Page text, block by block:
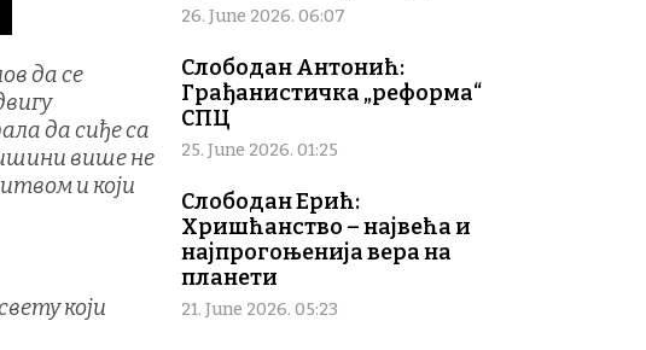
да се
да сиђе са
више не
и који
који
26. June 2026. 06:07
Слободан Антонић:
Грађанистичка „реформа“
СПЦ
25. June 2026. 01:25
Слободан Ерић:
Хришћанство – највећа и
најпрогоњенија вера на
планети
21. June 2026. 05:23